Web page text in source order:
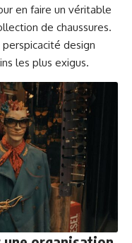
en faire un véritable
de chaussures.
perspicacité design
les plus exigus.